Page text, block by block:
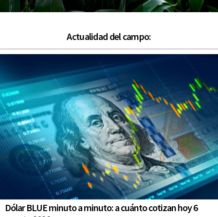
Actualidad del campo:
Dólar BLUE minuto a minuto: a cuánto cotizan hoy 6